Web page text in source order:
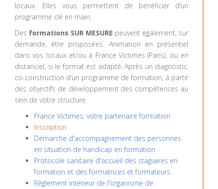
locaux. Elles vous permettent de bénéficier d’un
programme clé en main.
Des formations SUR MESURE peuvent également, sur
demande, être proposées. Animation en présentiel
dans vos locaux et/ou à France Victimes (Paris), ou en
distanciel, si le format est adapté. Après un diagnostic,
co-construction d’un programme de formation, à partir
des objectifs de développement des compétences au
sein de votre structure.
France Victimes, votre partenaire formation
Inscription
Démarche d'accompagnement des personnes
en situation de handicap en formation
Protocole sanitaire d'accueil des stagiaires en
formation et des formatrices et formateurs
Règlement intérieur de l'organisme de